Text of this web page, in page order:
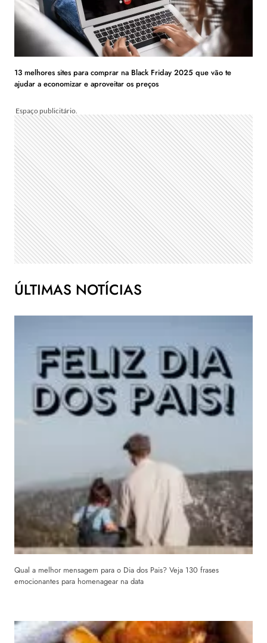
13 melhores sites para comprar na Black Friday 2025 que vão te
ajudar a economizar e aproveitar os preços
ÚLTIMAS NOTÍCIAS
Qual a melhor mensagem para o Dia dos Pais? Veja 130 frases
emocionantes para homenagear na data